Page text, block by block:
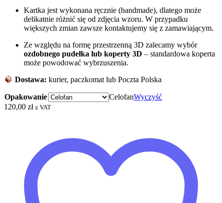
Kartka jest wykonana ręcznie (handmade), dlatego może
delikatnie różnić się od zdjęcia wzoru. W przypadku
większych zmian zawsze kontaktujemy się z zamawiającym.
Ze względu na formę przestrzenną 3D zalecamy wybór
ozdobnego pudełka lub koperty 3D – standardowa koperta
może powodować wybrzuszenia.
Dostawa: kurier, paczkomat lub Poczta Polska
Opakowanie CelofanWyczyść
120,00 zł z VAT